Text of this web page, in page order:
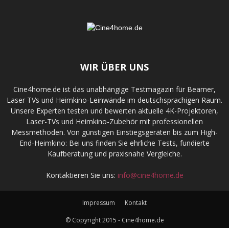
WIR ÜBER UNS
Cine4home.de ist das unabhängige Testmagazin für Beamer,
Laser TVs und Heimkino-Leinwände im deutschsprachigen Raum.
Unsere Experten testen und bewerten aktuelle 4K-Projektoren,
Laser-TVs und Heimkino-Zubehör mit professionellen
Messmethoden. Von günstigen Einstiegsgeräten bis zum High-
End-Heimkino: Bei uns finden Sie ehrliche Tests, fundierte
Kaufberatung und praxisnahe Vergleiche.
Kontaktieren Sie uns: info@cine4home.de
Impressum
Kontakt
© Copyright 2015 - Cine4home.de